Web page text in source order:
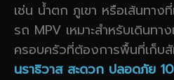
เช่น น้ำตก ภูเขา หรือเส้นทา
รถ MPV เหมาะสำหรับเดินท
ครอบครัวที่ต้องการพื้นที่เก็บสั
นราธิวาส สะดวก ปลอดภัย